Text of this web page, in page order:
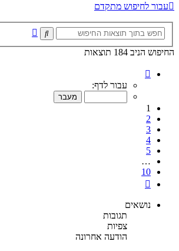
עבור לחיפוש מתקדם
חיפוש
החיפוש הניב 184 תוצאות
מתוך
עבור לדף:
1
2
3
4
5
…
10
נושאים
תגובות
צפיות
הודעה אחרונה